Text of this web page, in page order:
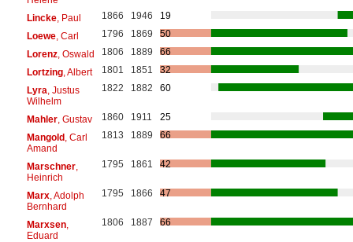
Lincke, Paul 1866 1946
19
Loewe, Carl 1796 1869
50
Lorenz, Oswald 1806 1889
66
Lortzing, Albert 1801 1851
32
Lyra , Justus
Wilhelm
1822 1882 60
Mahler, Gustav 1860 1911
25
Mangold, Carl
Amand
1813 1889 66
Marschner,
Heinrich
1795 1861 42
Marx, Adolph
Bernhard
1795 1866 47
Marxsen,
Eduard
1806 1887 66